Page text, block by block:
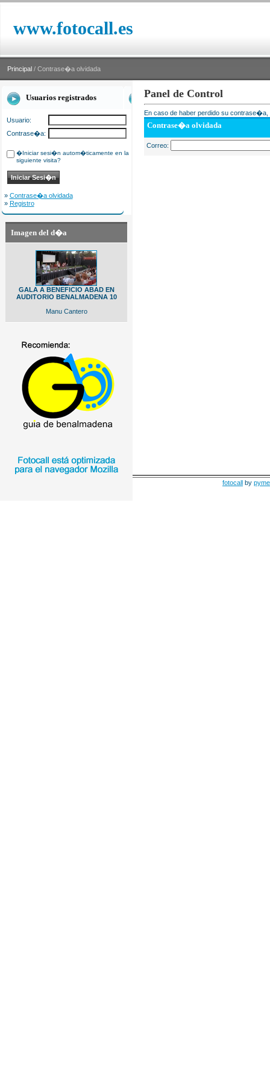
www.fotocall.es
Principal / Contrase�a olvidada
Usuarios registrados
Usuario:
Contrase�a:
�Iniciar sesi�n autom�ticamente en la
siguiente visita?
» Contrase�a olvidada
» Registro
Imagen del d�a
GALA A BENEFICIO ABAD EN
AUDITORIO BENALMADENA 10
Manu Cantero
Panel de Control
En caso de haber perdido su
Contrase�a olvidada
Correo:
fotocall by